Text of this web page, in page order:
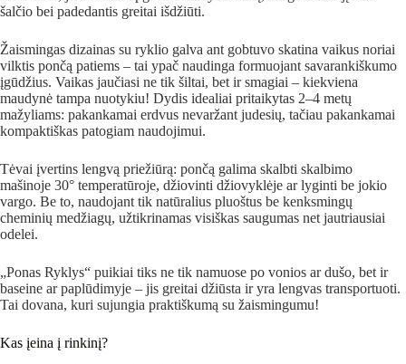
šalčio bei padedantis greitai išdžiūti.
Žaismingas dizainas su ryklio galva ant gobtuvo skatina vaikus noriai
vilktis pončą patiems – tai ypač naudinga formuojant savarankiškumo
įgūdžius. Vaikas jaučiasi ne tik šiltai, bet ir smagiai – kiekviena
maudynė tampa nuotykiu! Dydis idealiai pritaikytas 2–4 metų
mažyliams: pakankamai erdvus nevaržant judesių, tačiau pakankamai
kompaktiškas patogiam naudojimui.
Tėvai įvertins lengvą priežiūrą: pončą galima skalbti skalbimo
mašinoje 30° temperatūroje, džiovinti džiovyklėje ar lyginti be jokio
vargo. Be to, naudojant tik natūralius pluoštus be kenksmingų
cheminių medžiagų, užtikrinamas visiškas saugumas net jautriausiai
odelei.
„Ponas Ryklys“ puikiai tiks ne tik namuose po vonios ar dušo, bet ir
baseine ar paplūdimyje – jis greitai džiūsta ir yra lengvas transportuoti.
Tai dovana, kuri sujungia praktiškumą su žaismingumu!
Kas įeina į rinkinį?